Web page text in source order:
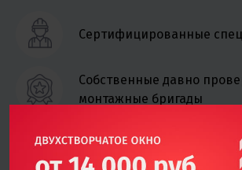
Сертифицированные
Собственные давно
монтажные бригады
Внутренняя система